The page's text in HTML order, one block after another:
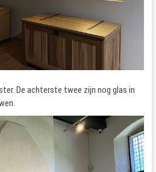
De achterste twee zijn nog glas in